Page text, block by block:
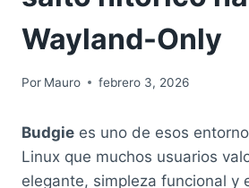
Wayland-Only
Por Mauro febrero 3, 2026
Budgie es uno de esos
Linux que muchos usuarios
elegante, simpleza funcional y